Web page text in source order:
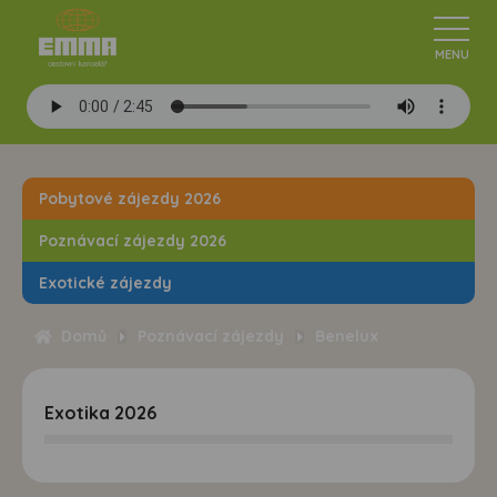
Pobytové zájezdy 2026
Poznávací zájezdy 2026
Exotické zájezdy
Exotika 2026